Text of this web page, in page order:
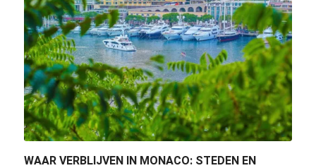
WAAR VERBLIJVEN IN MONACO: STEDEN EN